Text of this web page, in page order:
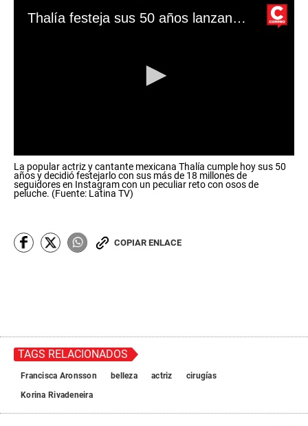
Thalía festeja sus 50 años lanzando peculiar reto en las redes sociales
s
e
c
s
o
d
s
La popular actriz y cantante mexicana Thalía cumple hoy sus 50
años y decidió festejarlo con sus más de 18 millones de
seguidores en Instagram con un peculiar reto con osos de
peluche. (Fuente: Latina TV)
COPIAR ENLACE
TAGS RELACIONADOS
Francisca Aronsson belleza actriz
cirugías
Korina Rivadeneira